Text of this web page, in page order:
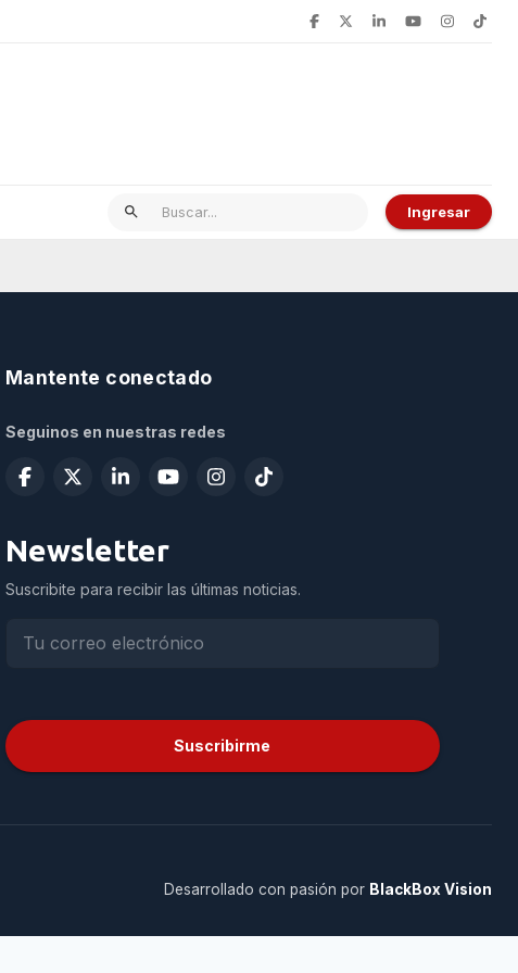
Ingresar
Mantente conectado
Seguinos en nuestras redes
Newsletter
Suscribite para recibir las últimas noticias.
Suscribirme
Desarrollado con pasión por BlackBox Vision